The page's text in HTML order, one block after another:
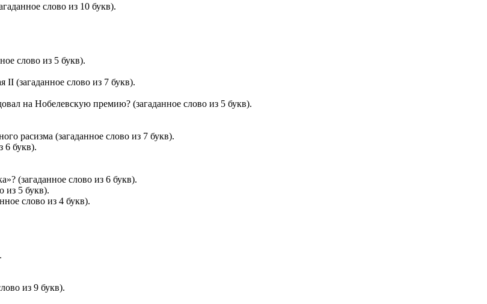
слово из 10 букв).
слово из 5 букв).
(загаданное слово из 7 букв).
на Нобелевскую премию? (загаданное слово из 5 букв).
расизма (загаданное слово из 7 букв).
6 букв).
(загаданное слово из 6 букв).
из 5 букв).
слово из 4 букв).
из 9 букв).